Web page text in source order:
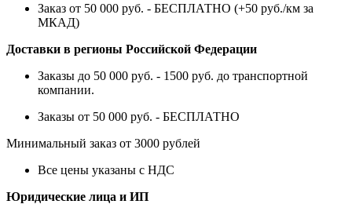
Заказ от 50 000 руб. - БЕСПЛАТНО (+50 руб./км за
МКАД)
Доставки в регионы Российской Федерации
Заказы до 50 000 руб. - 1500 руб. до транспортной
компании.
Заказы от 50 000 руб. - БЕСПЛАТНО
Минимальный заказ от 3000 рублей
Все цены указаны с НДС
Юридические лица и ИП